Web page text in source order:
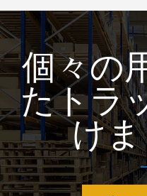
個々の
たトラ
け